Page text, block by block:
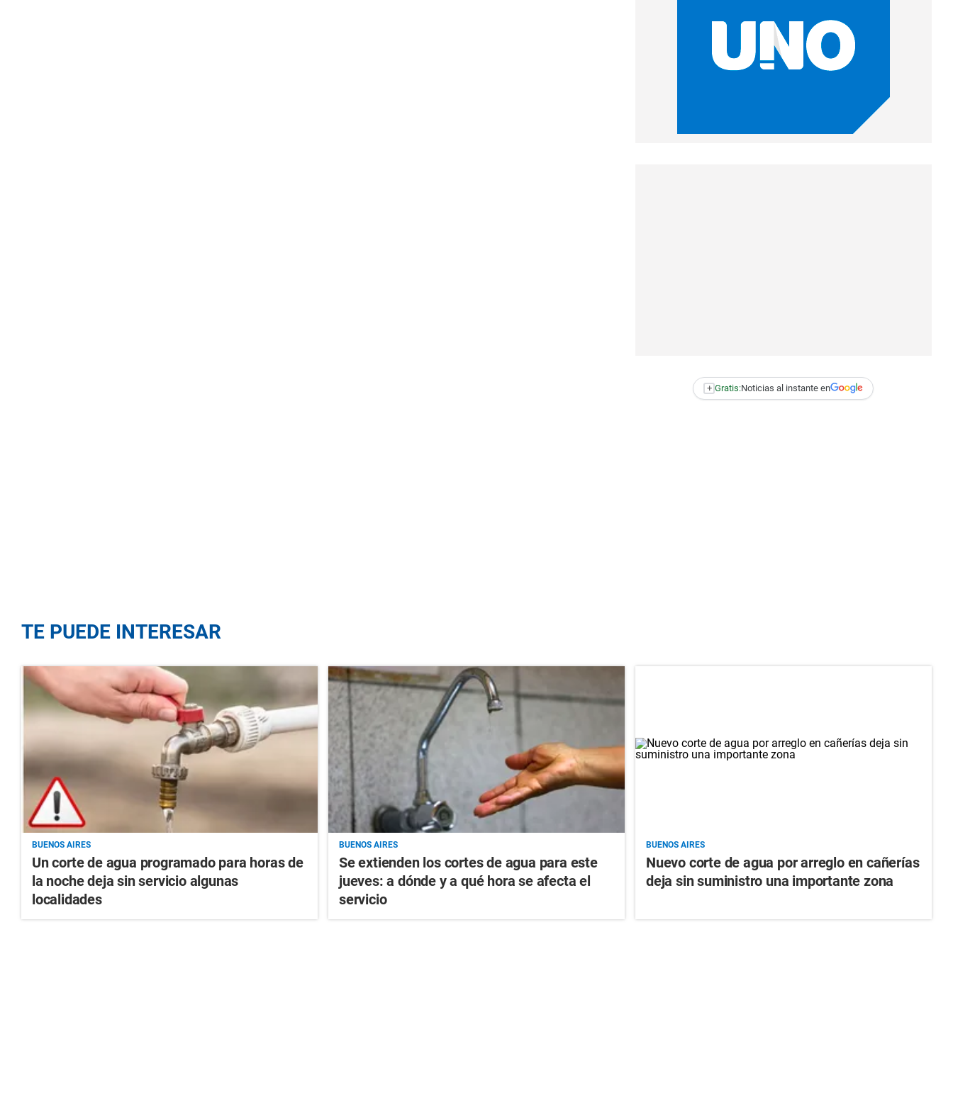
+ Gratis:Noticias al instante en
TE PUEDE INTERESAR
BUENOS AIRES
Un corte de agua programado para horas de
la noche deja sin servicio algunas
localidades
BUENOS AIRES
Se extienden los cortes de agua para este
jueves: a dónde y a qué hora se afecta el
servicio
BUENOS AIRES
Nuevo corte de agua por arreglo en cañerías
deja sin suministro una importante zona